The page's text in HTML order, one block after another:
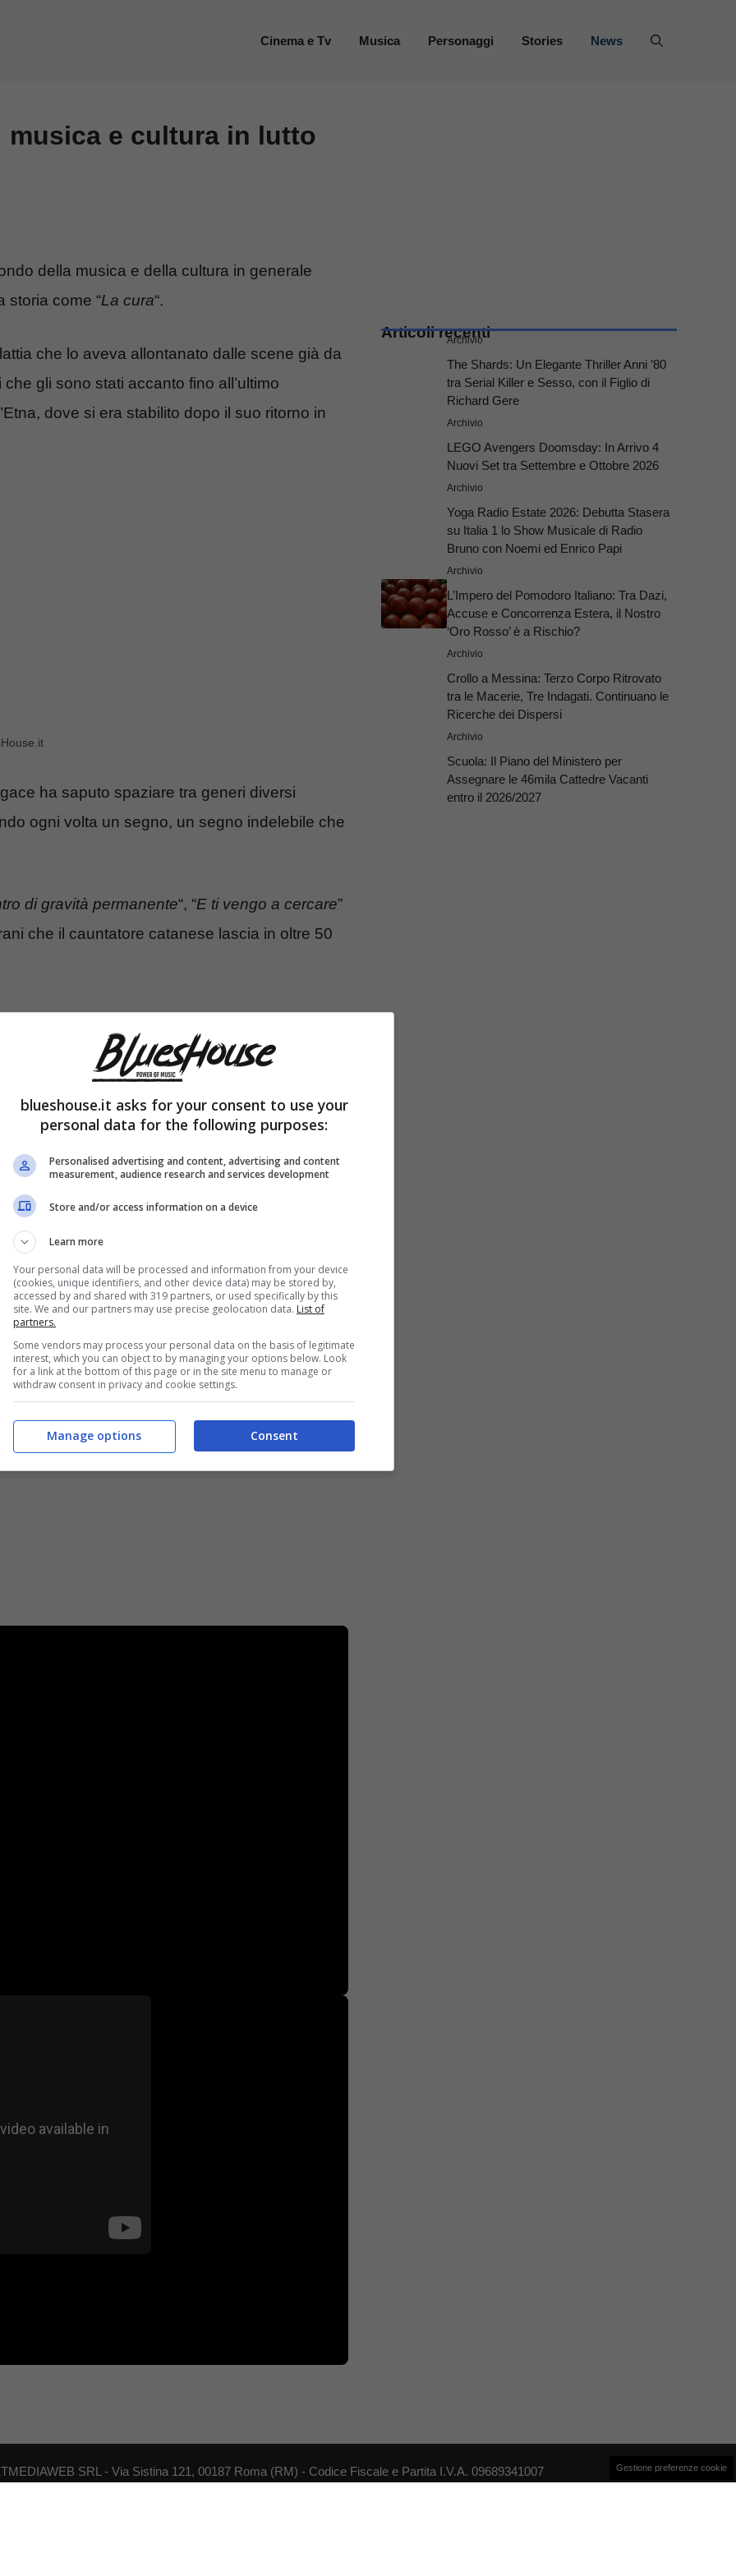
Cinema e Tv Musica Personaggi Stories News
musica e cultura in lutto
della musica e della cultura in generale
storia come “La cura“.
che lo aveva allontanato dalle scene già da
gli sono stati accanto fino all’ultimo
dove si era stabilito dopo il suo ritorno in
ha saputo spaziare tra generi diversi
ogni volta un segno, un segno indelebile che
di gravità permanente“, “E ti vengo a cercare”
che il cauntatore catanese lascia in oltre 50
bastano veramente solo 2 semplici parole:
MAESTRO
Articoli recenti
Archivio
The Shards: Un Elegante Thriller Anni ’80
tra Serial Killer e Sesso, con il Figlio di
Richard Gere
Archivio
LEGO Avengers Doomsday: In Arrivo 4
Nuovi Set tra Settembre e Ottobre 2026
Archivio
Yoga Radio Estate 2026: Debutta Stasera
su Italia 1 lo Show Musicale di Radio
Bruno con Noemi ed Enrico Papi
Archivio
L’Impero del Pomodoro Italiano: Tra Dazi,
Accuse e Concorrenza Estera, il Nostro
‘Oro Rosso’ è a Rischio?
Archivio
Crollo a Messina: Terzo Corpo Ritrovato
tra le Macerie, Tre Indagati. Continuano le
Ricerche dei Dispersi
Archivio
Scuola: Il Piano del Ministero per
Assegnare le 46mila Cattedre Vacanti
entro il 2026/2027
SRL - Via Sistina 121, 00187 Roma (RM) - Codice Fiscale e Partita I.V.A. 09689341007
Gestione preferenze cookie
blueshouse.it asks for your consent to use your
personal data for the following purposes:
Personalised advertising and content, advertising and content
measurement, audience research and services development
Store and/or access information on a device
Learn more
Your personal data will be processed and information from your device
(cookies, unique identifiers, and other device data) may be stored by,
accessed by and shared with 319 partners, or used specifically by this
site. We and our partners may use precise geolocation data. List of
partners.
Some vendors may process your personal data on the basis of legitimate
interest, which you can object to by managing your options below. Look
for a link at the bottom of this page or in the site menu to manage or
withdraw consent in privacy and cookie settings.
Consent
Manage options